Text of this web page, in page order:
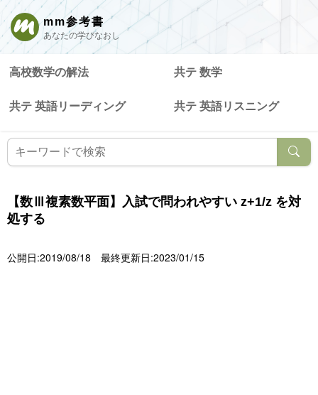
mm参考書
あなたの学びなおし
高校数学の解法 共テ 数学
共テ 英語リーディング 共テ 英語リスニング
【数Ⅲ複素数平面】入試で問われやすい z+1/z を対
処する
公開日:2019/08/18 最終更新日:2023/01/15